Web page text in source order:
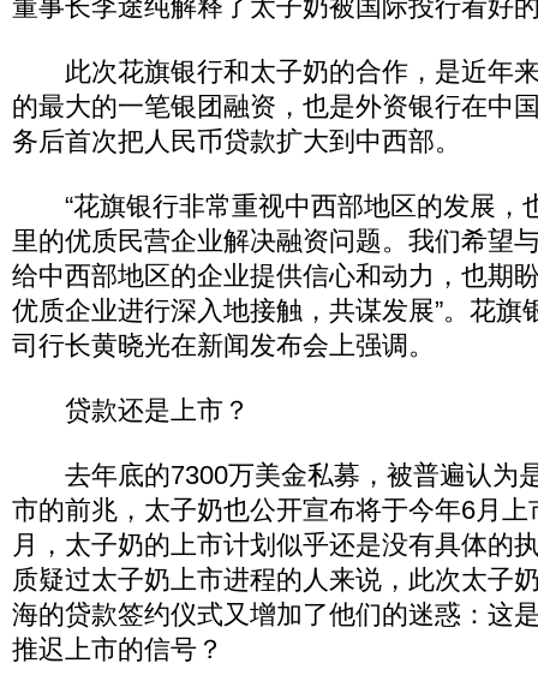
董事长李途纯解释了太子奶被国际投行看好
此次花旗银行和太子奶的合作，是近年
的最大的一笔银团融资，也是外资银行在中
务后首次把人民币贷款扩大到中西部。
“花旗银行非常重视中西部地区的发展，
里的优质民营企业解决融资问题。我们希望
给中西部地区的企业提供信心和动力，也期
优质企业进行深入地接触，共谋发展”。花旗
司行长黄晓光在新闻发布会上强调。
贷款还是上市？
去年底的7300万美金私募，被普遍认为
市的前兆，太子奶也公开宣布将于今年6月
月，太子奶的上市计划似乎还是没有具体的
质疑过太子奶上市进程的人来说，此次太子
海的贷款签约仪式又增加了他们的迷惑：这
推迟上市的信号？